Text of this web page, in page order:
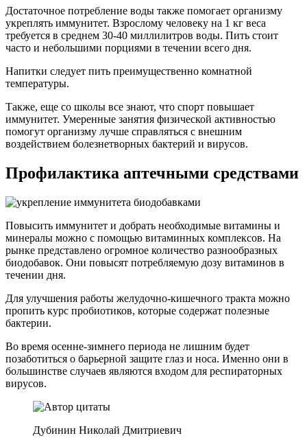
Достаточное потребление воды также помогает организму
укреплять иммунитет. Взрослому человеку на 1 кг веса
требуется в среднем 30-40 миллилитров воды. Пить стоит
часто и небольшими порциями в течении всего дня.
Напитки следует пить преимущественно комнатной
температуры.
Также, еще со школы все знают, что спорт повышает
иммунитет. Умеренные занятия физической активностью
помогут организму лучше справляться с внешним
воздействием болезнетворных бактерий и вирусов.
Профилактика аптечными средствами
Повысить иммунитет и добрать необходимые витамины и
минералы можно с помощью витаминных комплексов. На
рынке представлено огромное количество разнообразных
биодобавок. Они повысят потребляемую дозу витаминов в
течении дня.
Для улучшения работы желудочно-кишечного тракта можно
пропить курс пробиотиков, которые содержат полезные
бактерии.
Во время осенне-зимнего периода не лишним будет
позаботиться о барьерной защите глаз и носа. Именно они в
большинстве случаев являются входом для респираторных
вирусов.
Дубинин Николай Дмитриевич